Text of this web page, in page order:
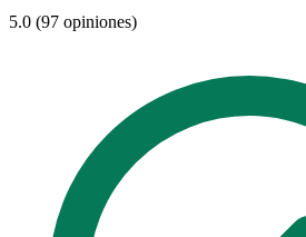
5.0 (97 opiniones)